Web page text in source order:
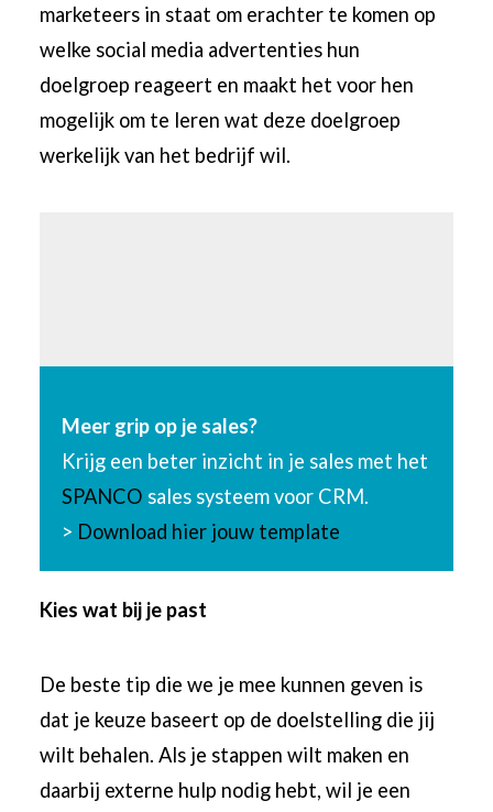
marketeers in staat om erachter te komen op
welke social media advertenties hun
doelgroep reageert en maakt het voor hen
mogelijk om te leren wat deze doelgroep
werkelijk van het bedrijf wil.
Meer grip op je sales?
Krijg een beter inzicht in je sales met het
SPANCO sales systeem voor CRM.
> Download hier jouw template
Kies wat bij je past
De beste tip die we je mee kunnen geven is
dat je keuze baseert op de doelstelling die jij
wilt behalen. Als je stappen wilt maken en
daarbij externe hulp nodig hebt, wil je een